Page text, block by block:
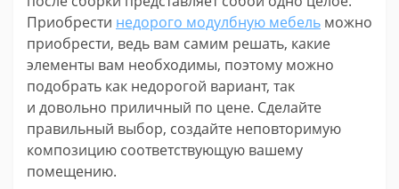
Приобрести недорого модулбную мебель можно
приобрести, ведь вам самим решать, какие
элементы вам необходимы, поэтому можно
подобрать как недорогой вариант, так
и довольно приличный по цене. Сделайте
правильный выбор, создайте неповторимую
композицию соответствующую вашему
помещению.